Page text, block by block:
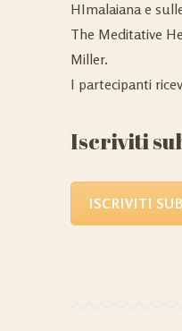
HImalaiana e
The Meditative
Miller.
I partecipanti
Iscriviti
ISCRIVITI